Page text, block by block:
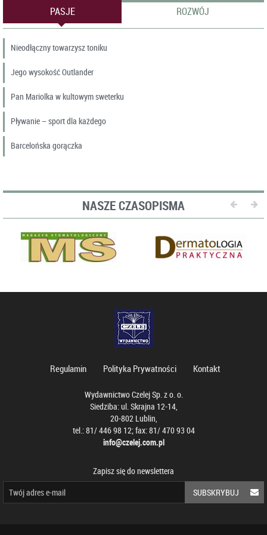
zawodowych przez osoby, o
których mowa w art. 95 ust. 1 u.d.l.,
wykonującym stacjonarne i
całodobowe świadczenia
zdrowotne.
PASJE ROZWÓJ
Nieodłączny towarzysz toniku
Jego wysokość Outlander
Pan Mariolka w kultowym sweterku
Pływanie – sport dla każdego
Barcelońska gorączka
NASZE CZASOPISMA
Regulamin Polityka Prywatności Kontakt
Wydawnictwo Czelej Sp. z o. o.
Siedziba: ul. Skrajna 12-14,
20-802 Lublin,
tel.: 81/ 446 98 12; fax: 81/ 470 93 04
info@czelej.com.pl
Zapisz się do newslettera
SUBSKRYBUJ